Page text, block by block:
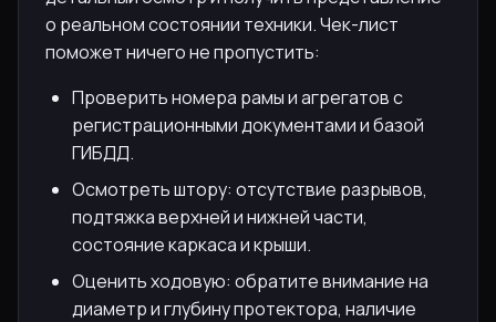
о реальном состоянии техники. Чек-лист
поможет ничего не пропустить:
Проверить номера рамы и агрегатов с
регистрационными документами и базой
ГИБДД.
Осмотреть штору: отсутствие разрывов,
подтяжка верхней и нижней части,
состояние каркаса и крыши.
Оценить ходовую: обратите внимание на
диаметр и глубину протектора, наличие